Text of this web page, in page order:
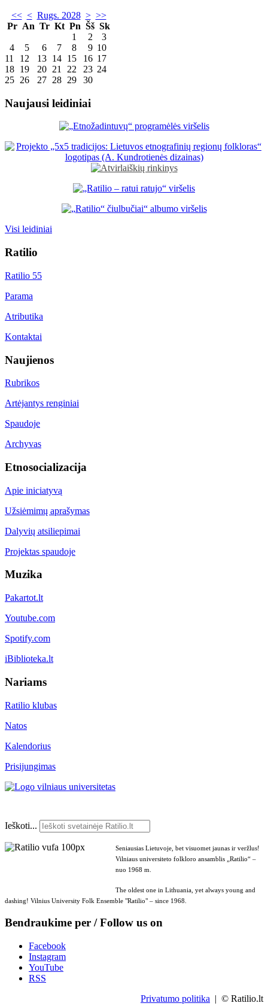
<< < Rugs. 2028 > >>
Pr An Tr Kt Pn Šš Sk
1
2
3
4
5 6 7 8 9 10
11
12 13 14 15 16 17
18 19 20 21 22 23 24
25 26 27 28 29 30
Naujausi leidiniai
Visi leidiniai
Ratilio
Ratilio 55
Parama
Atributika
Kontaktai
Naujienos
Rubrikos
Artėjantys renginiai
Spaudoje
Archyvas
Etnosocializacija
Apie iniciatyvą
Užsiėmimų aprašymas
Dalyvių atsiliepimai
Projektas spaudoje
Muzika
Pakartot.lt
Youtube.com
Spotify.com
iBiblioteka.lt
Nariams
Ratilio klubas
Natos
Kalendorius
Prisijungimas
Ieškoti...
Seniausias Lietuvoje, bet visuomet jaunas ir veržlus!
Vilniaus universiteto folkloro ansamblis „Ratilio“ –
nuo 1968 m.
The oldest one in Lithuania, yet always young and
dashing! Vilnius University Folk Ensemble "Ratilio" – since 1968.
Bendraukime per / Follow us on
Facebook
Instagram
YouTube
RSS
Privatumo politika | © Ratilio.lt